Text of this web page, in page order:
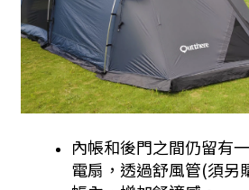
內帳和後門之間仍留有
電扇，透過舒風管(須另